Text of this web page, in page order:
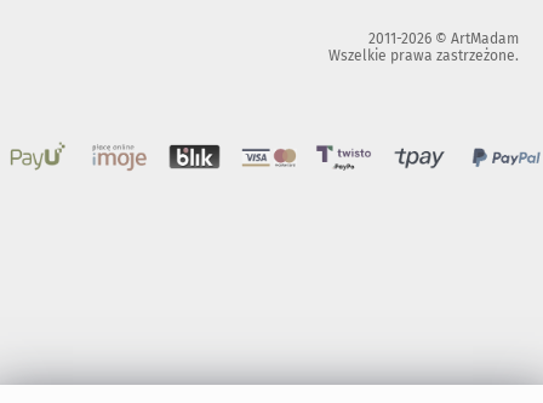
2011-2026 © ArtMadam
Wszelkie prawa zastrzeżone.